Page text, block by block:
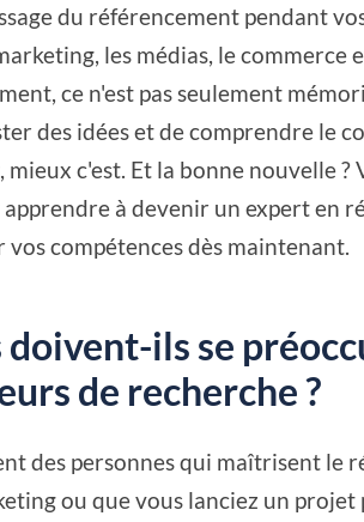
du référencement pendant
les médias, le commerce
ce n'est pas seulement
des idées et de comprendre le
c'est. Et la bonne nouvelle ?
à devenir un expert en
compétences dès maintenant.
ils se
de recherche ?
des personnes qui maîtrisent le
ou que vous lanciez un projet